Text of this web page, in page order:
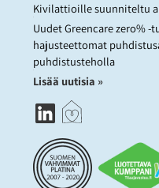
Kivilattioille suunniteltu
Uudet Greencare zero%
hajusteettomat
puhdistusteholla
Lisää uutisia »